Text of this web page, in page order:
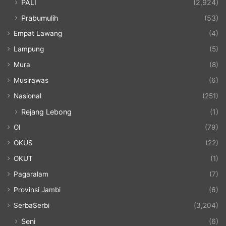
PALI
(2,924)
Prabumulih
(53)
Empat Lawang
(4)
Lampung
(5)
Mura
(8)
Musirawas
(6)
Nasional
(251)
Rejang Lebong (1)
OI
(79)
OKUS
(22)
OKUT
(1)
Pagaralam
(7)
Provinsi Jambi
(6)
SerbaSerbi
(3,204)
Seni (6)